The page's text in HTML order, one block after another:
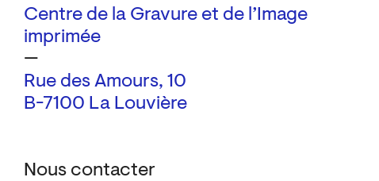
Centre de la Gravure et de l’Image
imprimée
—
Rue des Amours, 10
B-7100 La Louvière
Nous contacter